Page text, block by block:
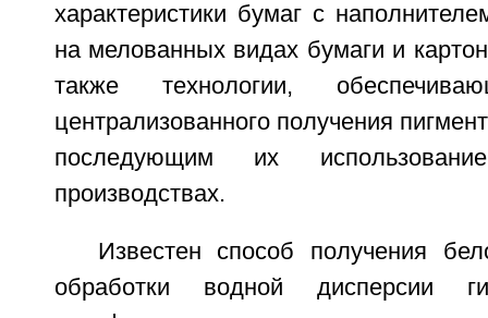
характеристики бумаг с
на мелованных видах бумаги и
также технологии,
централизованного получения
последующим их
производствах.
Известен способ получения
обработки водной дисперсии